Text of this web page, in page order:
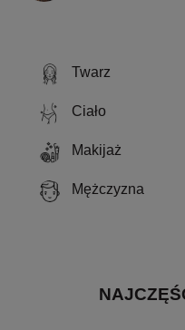
Twarz
Ciało
Makijaż
Mężczyzna